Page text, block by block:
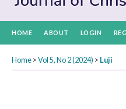
HOME ABOUT LOGIN
Home > Vol 5, No 2 (2024) > Luji